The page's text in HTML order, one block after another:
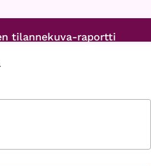
tilannekuva-raportti